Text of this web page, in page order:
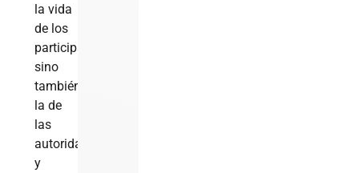
la vida
de los
participantes,
sino
también
la de
las
autoridades
y